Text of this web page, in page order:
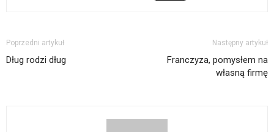
Poprzedni artykuł
Dług rodzi dług
Następny artykuł
Franczyza, pomysłem na
własną firmę